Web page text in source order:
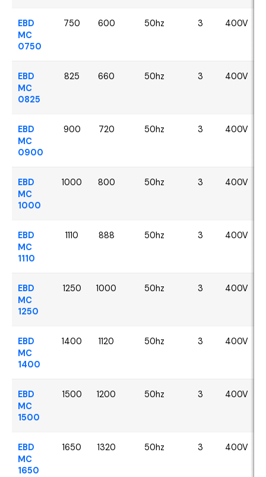
EBD
MC
0750
750 600 50hz 3 400V
EBD
MC
0825
825 660 50hz 3 400V
EBD
MC
0900
900 720 50hz 3 400V
EBD
MC
1000
1000 800 50hz 3 400V
EBD
MC
1110
1110 888 50hz 3 400V
EBD
MC
1250
1250 1000 50hz 3 400V
EBD
MC
1400
1400 1120 50hz 3 400V
EBD
MC
1500
1500 1200 50hz 3 400V
EBD
MC
1650
1650 1320 50hz 3 400V